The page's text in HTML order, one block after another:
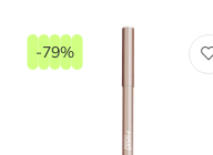
-79%